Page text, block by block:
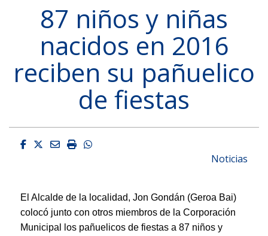
87 niños y niñas
nacidos en 2016
reciben su pañuelico
de fiestas
Facebook
Twitter
EmailImprimirWhatsapp
Noticias
El Alcalde de la localidad, Jon Gondán (Geroa Bai)
colocó junto con otros miembros de la Corporación
Municipal los pañuelicos de fiestas a 87 niños y